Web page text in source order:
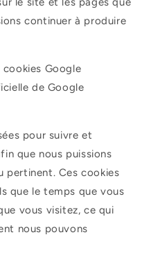
continuer à produire
Google
de Google
pour suivre et
que nous puissions
pertinent. Ces cookies
que le temps que vous
vous visitez, ce qui
nous pouvons